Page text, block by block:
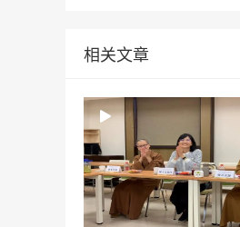
相关文章